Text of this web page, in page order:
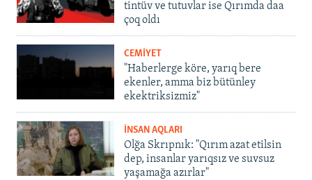
tintüv ve tutuvlar ise Qırımda daa
çoq oldı
CEMİYET
"Haberlerge köre, yarıq bere
ekenler, amma biz bütünley
ekektriksizmiz"
İNSAN AQLARI
Olğa Skrıpnık: "Qırım azat etilsin
dep, insanlar yarıqsız ve suvsuz
yaşamağa azırlar"